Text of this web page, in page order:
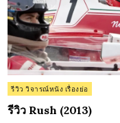
Posted
in
รีวิว วิจารณ์หนัง เรื่องย่อ
รีวิว Rush (2013)